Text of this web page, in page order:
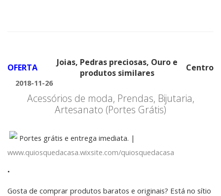
OFERTA
Joias, Pedras preciosas, Ouro e
produtos similares
Centro
2018-11-26
Acessórios de moda, Prendas, Bijutaria,
Artesanato (Portes Grátis)
Portes grátis e entrega imediata. |
www.quiosquedacasa.wixsite.com/quiosquedacasa
•
Gosta de comprar produtos baratos e originais? Está no sítio